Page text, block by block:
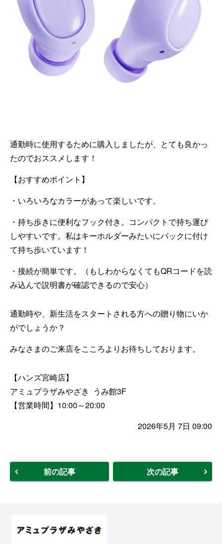
通勤時に使用するために購入しましたが、とても良かっ
たのでおススメします！
【おすすめポイント】
・いろいろなカラーがあって楽しいです。
・持ち歩きに便利なフック付き。コンパクトで持ち運び
しやすいです。私はキーホルダーみたいにバックに付け
て持ち歩いています！
・接続が簡単です。（もしわからなくてもQRコードを読
み込んで説明書が確認できるので安心）
通勤時や、新生活をスタートされる方への贈り物にいか
がでしょうか？
みなさまのご来店をこころよりお待ちしております。
【ハンズ宮崎店】
アミュプラザみやざき うみ館3F
【営業時間】10:00～20:00
2026年5月 7日 09:00
前の記事 次の記事